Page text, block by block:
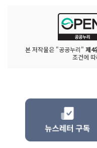
본 저작물은 "공공누리" 제4
조건에